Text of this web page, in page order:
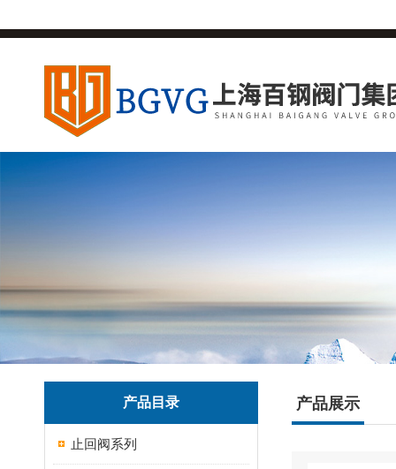
产品目录
止回阀系列
产品展示